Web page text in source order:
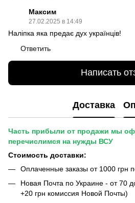
Максим
27.02.2025 в 14:49
Наліпка яка предає дух українців!
Ответить
Написать
Доставка
Часть прибыли от продажи мы
перечислимся на нужды ВСУ
Стоимость доставки:
Оплаченные заказы от 1000
Новая Почта по Украине - от 70
+20 грн комиссия Новой Почты)